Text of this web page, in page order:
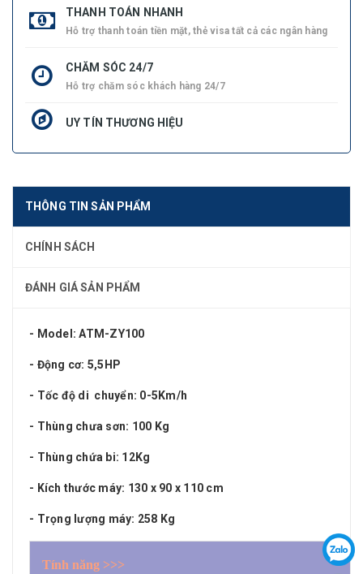
THANH TOÁN NHANH
Hỗ trợ thanh toán tiền mặt, thẻ visa tất cả các ngân hàng
CHĂM SÓC 24/7
Hỗ trợ chăm sóc khách hàng 24/7
UY TÍN THƯƠNG HIỆU
THÔNG TIN SẢN PHẨM
CHÍNH SÁCH
ĐÁNH GIÁ SẢN PHẨM
- Model: ATM-ZY100
- Động cơ: 5,5HP
- Tốc độ di chuyển: 0-5Km/h
- Thùng chưa sơn: 100 Kg
- Thùng chứa bi: 12Kg
- Kích thước máy: 130 x 90 x 110 cm
- Trọng lượng máy: 258 Kg
Tính năng >>>